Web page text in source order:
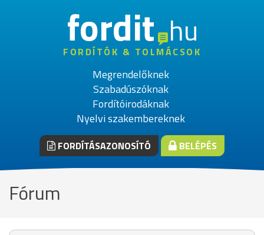
fordithu
FORDÍTÓK & TOLMÁCSOK
Megrendelőknek
Szabadúszóknak
Fordítóirodáknak
Nyelvi szakembereknek
FORDÍTÁSAZONOSÍTÓ BELÉPÉS
Fórum